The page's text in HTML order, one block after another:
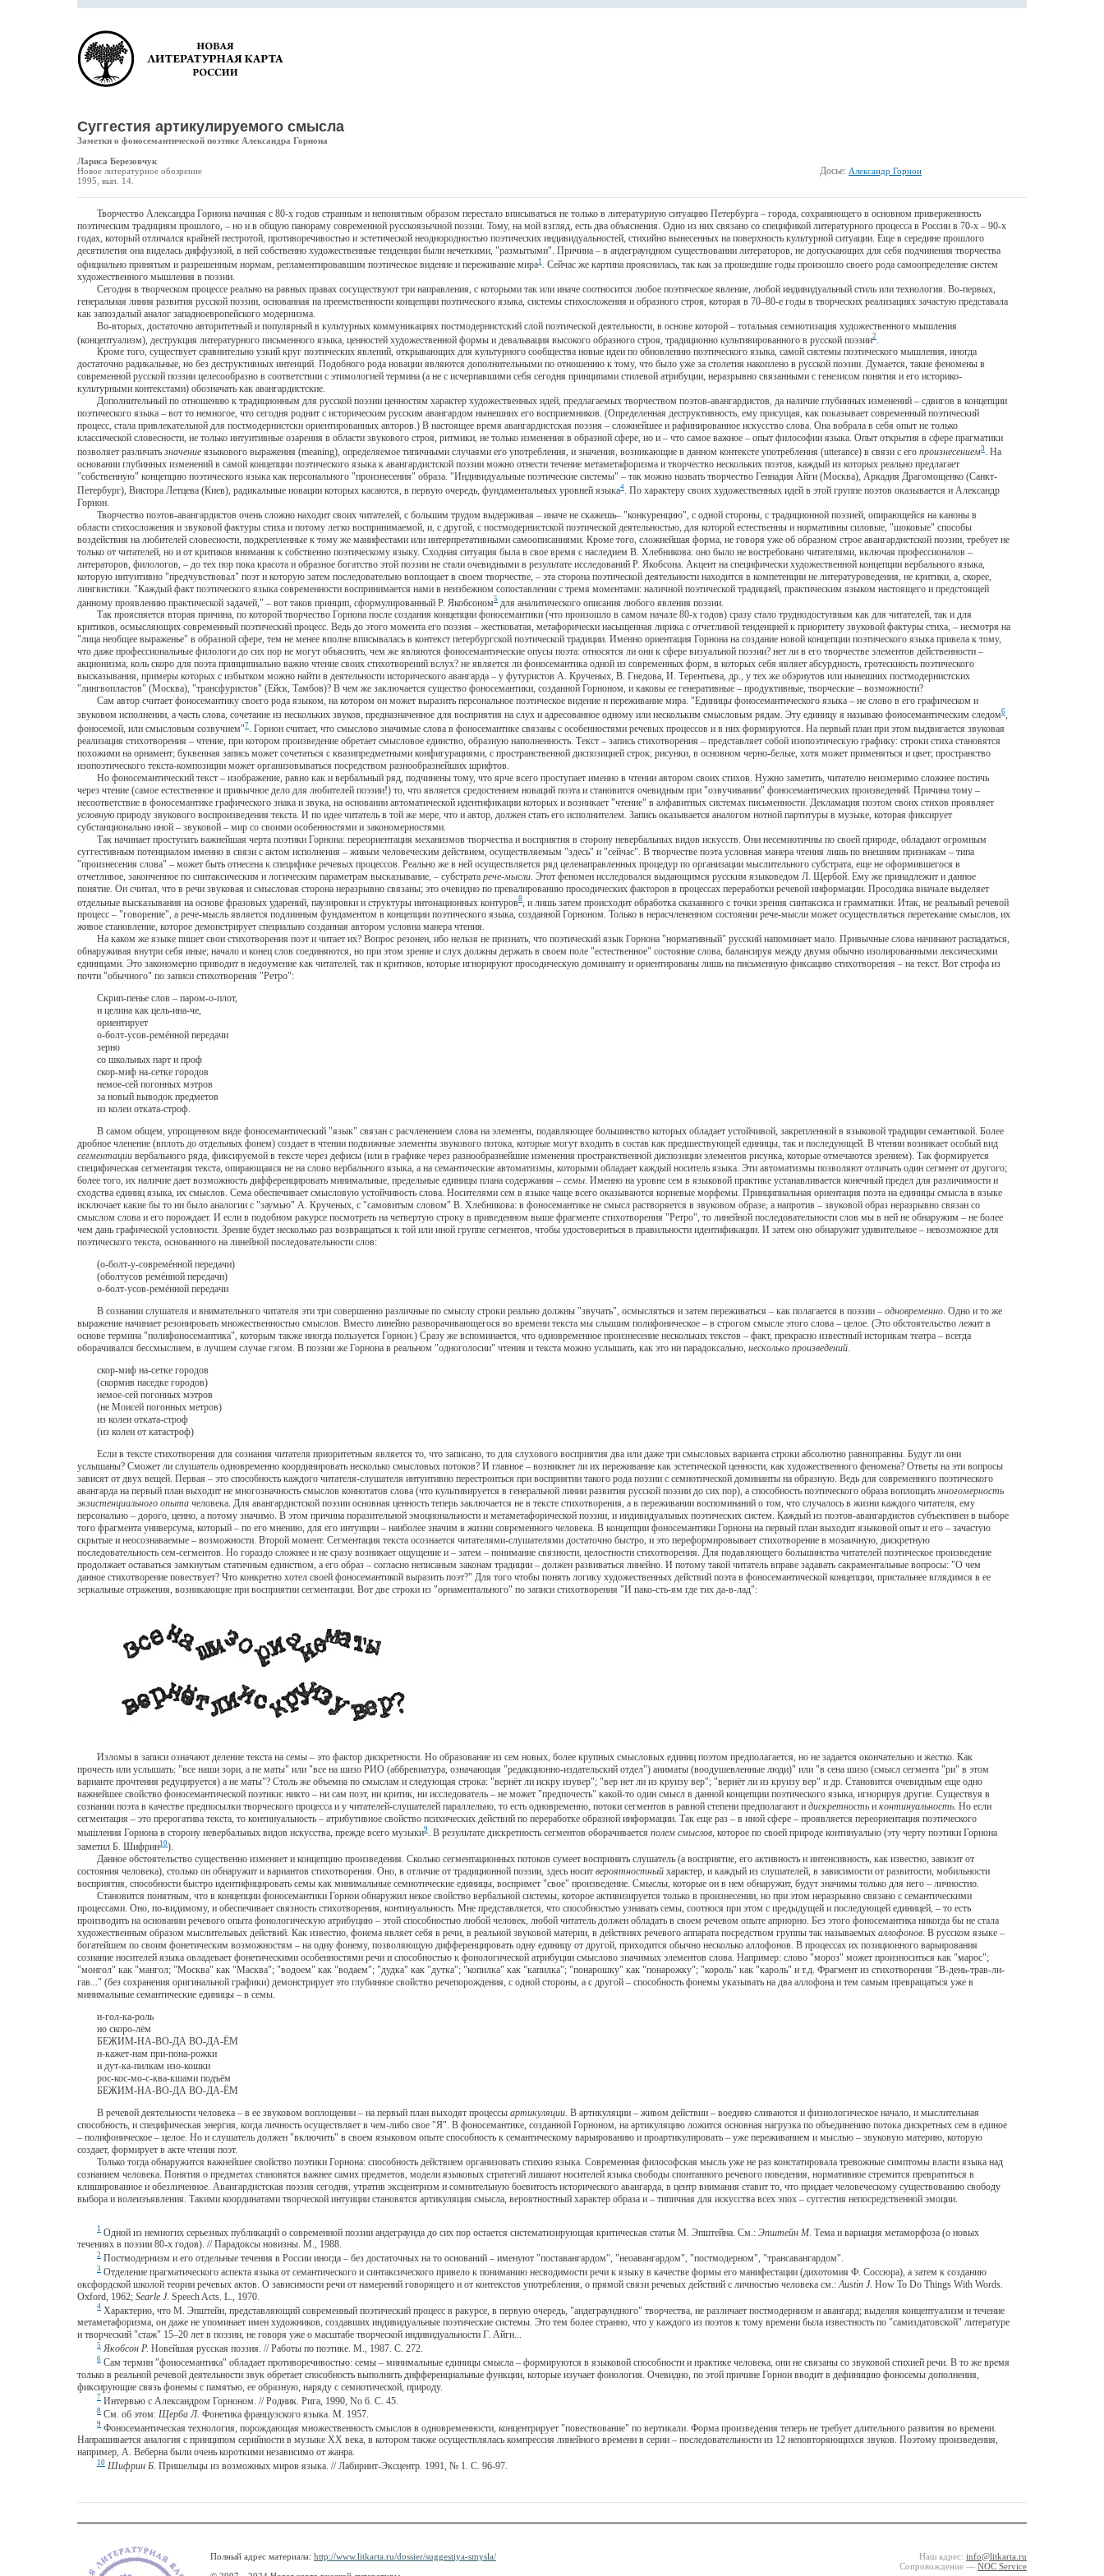
Суггестия артикулируемого смысла
Заметки о фоносемантической поэтике Александра Горнона
Лариса Березовчук
Новое литературное обозрение
1995, вып. 14.
Досье: Александр Горнон
Творчество Александра Горнона начиная с 80-х годов странным и непонятным образом перестало вписываться не только в литературную ситуацию Петербурга – города, сохраняющего в основном приверженность
поэтическим традициям прошлого, – но и в общую панораму современной русскоязычной поэзии. Тому, на мой взгляд, есть два объяснения. Одно из них связано со спецификой литературного процесса в России в 70-х – 90-х
годах, который отличался крайней пестротой, противоречивостью и эстетической неоднородностью поэтических индивидуальностей, стихийно вынесенных на поверхность культурной ситуации. Еще в середине прошлого
десятилетия она виделась диффузной, в ней собственно художественные тенденции были нечеткими, "размытыми". Причина – в андеграундном существовании литераторов, не допускающих для себя подчинения творчества
официально принятым и разрешенным нормам, регламентировавшим поэтическое видение и переживание мира1
. Сейчас же картина прояснилась, так как за прошедшие годы произошло своего рода самоопределение систем
художественного мышления в поэзии.
Сегодня в творческом процессе реально на равных правах сосуществуют три направления, с которыми так или иначе соотносится любое поэтическое явление, любой индивидуальный стиль или технология. Во-первых,
генеральная линия развития русской поэзии, основанная на преемственности концепции поэтического языка, системы стихосложения и образного строя, которая в 70–80-е годы в творческих реализациях зачастую представала
как запоздалый аналог западноевропейского модернизма.
Во-вторых, достаточно авторитетный и популярный в культурных коммуникациях постмодернистский слой поэтической деятельности, в основе которой – тотальная семиотизация художественного мышления
(концептуализм), деструкция литературного письменного языка, ценностей художественной формы и девальвация высокого образного строя, традиционно культивированного в русской поэзии2
Кроме того, существует сравнительно узкий круг поэтических явлений, открывающих для культурного сообщества новые идеи по обновлению поэтического языка, самой системы поэтического мышления, иногда
достаточно радикальные, но без деструктивных интенций. Подобного рода новации являются дополнительными по отношению к тому, что было уже за столетия накоплено в русской поэзии. Думается, такие феномены в
современной русской поэзии целесообразно в соответствии с этимологией термина (а не с исчерпавшими себя сегодня принципами стилевой атрибуции, неразрывно связанными с генезисом понятия и его историко-
культурными контекстами) обозначать как авангардистские.
Дополнительный по отношению к традиционным для русской поэзии ценностям характер художественных идей, предлагаемых творчеством поэтов-авангардистов, да наличие глубинных изменений – сдвигов в концепции
поэтического языка – вот то немногое, что сегодня роднит с историческим русским авангардом нынешних его восприемников. (Определенная деструктивность, ему присущая, как показывает современный поэтический
процесс, стала привлекательной для постмодернистски ориентированных авторов.) В настоящее время авангардистская поэзия – сложнейшее и рафинированное искусство слова. Она вобрала в себя опыт не только
классической словесности, не только интуитивные озарения в области звукового строя, ритмики, не только изменения в образной сфере, но и – что самое важное – опыт философии языка. Опыт открытия в сфере прагматики
позволяет различать значение языкового выражения (meaning), определяемое типичными случаями его употребления, и значения, возникающие в данном контексте употребления (utterance) в связи с его произнесением3 . На
основании глубинных изменений в самой концепции поэтического языка к авангардистской поэзии можно отнести течение метаметафоризма и творчество нескольких поэтов, каждый из которых реально предлагает
"собственную" концепцию поэтического языка как персонального "произнесения" образа. "Индивидуальные поэтические системы" – так можно назвать творчество Геннадия Айги (Москва), Аркадия Драгомощенко (Санкт-
Петербург), Виктора Летцева (Киев), радикальные новации которых касаются, в первую очередь, фундаментальных уровней языка4 . По характеру своих художественных идей в этой группе поэтов оказывается и Александр
Горнон.
Творчество поэтов-авангардистов очень сложно находит своих читателей, с большим трудом выдерживая – иначе не скажешь– "конкуренцию", с одной стороны, с традиционной поэзией, опирающейся на каноны в
области стихосложения и звуковой фактуры стиха и потому легко воспринимаемой, и, с другой, с постмодернистской поэтической деятельностью, для которой естественны и нормативны силовые, "шоковые" способы
воздействия на любителей словесности, подкрепленные к тому же манифестами или интерпретативными самоописаниями. Кроме того, сложнейшая форма, не говоря уже об образном строе авангардистской поэзии, требует не
только от читателей, но и от критиков внимания к собственно поэтическому языку. Сходная ситуация была в свое время с наследием В. Хлебникова: оно было не востребовано читателями, включая профессионалов –
литераторов, филологов, – до тех пор пока красота и образное богатство этой поэзии не стали очевидными в результате исследований Р. Якобсона. Акцент на специфически художественной концепции вербального языка,
которую интуитивно "предчувствовал" поэт и которую затем последовательно воплощает в своем творчестве, – эта сторона поэтической деятельности находится в компетенции не литературоведения, не критики, а, скорее,
лингвистики. "Каждый факт поэтического языка современности воспринимается нами в неизбежном сопоставлении с тремя моментами: наличной поэтической традицией, практическим языком настоящего и предстоящей
данному проявлению практической задачей," – вот таков принцип, сформулированный Р. Якобсоном5 для аналитического описания любого явления поэзии.
Так проясняется вторая причина, по которой творчество Горнона после создания концепции фоносемантики (что произошло в самом начале 80-х годов) сразу стало труднодоступным как для читателей, так и для
критиков, осмысляющих современный поэтический процесс. Ведь до этого момента его поэзия – жестковатая, метафорически насыщенная лирика с отчетливой тенденцией к приоритету звуковой фактуры стиха, – несмотря на
"лица необщее выраженье" в образной сфере, тем не менее вполне вписывалась в контекст петербургской поэтической традиции. Именно ориентация Горнона на создание новой концепции поэтического языка привела к тому,
что даже профессиональные филологи до сих пор не могут объяснить, чем же являются фоносемантические опусы поэта: относятся ли они к сфере визуальной поэзии? нет ли в его творчестве элементов действенности –
акционизма, коль скоро для поэта принципиально важно чтение своих стихотворений вслух? не является ли фоносемантика одной из современных форм, в которых себя являет абсурдность, гротескность поэтического
высказывания, примеры которых с избытком можно найти в деятельности исторического авангарда – у футуристов А. Крученых, В. Гнедова, И. Терентьева, др., у тех же обэриутов или нынешних постмодернистских
"лингвопластов" (Москва), "трансфуристов" (Ейск, Тамбов)? В чем же заключается существо фоносемантики, созданной Горноном, и каковы ее генеративные – продуктивные, творческие – возможности?
Сам автор считает фоносемантику своего рода языком, на котором он может выразить персональное поэтическое видение и переживание мира. "Единицы фоносемантического языка – не слово в его графическом и
звуковом исполнении, а часть слова, сочетание из нескольких звуков, предназначенное для восприятия на слух и адресованное одному или нескольким смысловым рядам. Эту единицу я называю фоносемантическим следом6,
фоносемой, или смысловым созвучием"7 . Горнон считает, что смыслово значимые слова в фоносемантике связаны с особенностями речевых процессов и в них формируются. На первый план при этом выдвигается звуковая
реализация стихотворения – чтение, при котором произведение обретает смысловое единство, образную наполненность. Текст – запись стихотворения – представляет собой изопоэтическую графику: строки стиха становятся
похожими на орнамент; буквенная запись может сочетаться с квазипредметными конфигурациями, с пространственной диспозицией строк; рисунки, в основном черно-белые, хотя может применяться и цвет; пространство
изопоэтического текста-композиции может организовываться посредством разнообразнейших шрифтов.
Но фоносемантический текст – изображение, равно как и вербальный ряд, подчинены тому, что ярче всего проступает именно в чтении автором своих стихов. Нужно заметить, читателю неизмеримо сложнее постичь
через чтение (самое естественное и привычное дело для любителей поэзии!) то, что является средостением новаций поэта и становится очевидным при "озвучивании" фоносемантических произведений. Причина тому –
несоответствие в фоносемантике графического знака и звука, на основании автоматической идентификации которых и возникает "чтение" в алфавитных системах письменности. Декламация поэтом своих стихов проявляет
условную природу звукового воспроизведения текста. И по идее читатель в той же мере, что и автор, должен стать его исполнителем. Запись оказывается аналогом нотной партитуры в музыке, которая фиксирует
субстанционально иной – звуковой – мир со своими особенностями и закономерностями.
Так начинает проступать важнейшая черта поэтики Горнона: переориентация механизмов творчества и восприятия в сторону невербальных видов искусств. Они несемиотичны по своей природе, обладают огромным
суггестивным потенциалом именно в связи с актом исполнения – живым человеческим действием, осуществляемым "здесь" и "сейчас". В творчестве поэта условная манера чтения лишь по внешним признакам – типа
"произнесения слова" – может быть отнесена к специфике речевых процессов. Реально же в ней осуществляется ряд целенаправленных процедур по организации мыслительного субстрата, еще не оформившегося в
отчетливое, законченное по синтаксическим и логическим параметрам высказывание, – субстрата рече-мысли . Этот феномен исследовался выдающимся русским языковедом Л. Щербой. Ему же принадлежит и данное
понятие. Он считал, что в речи звуковая и смысловая сторона неразрывно связаны; это очевидно по превалированию просодических факторов в процессах переработки речевой информации. Просодика вначале выделяет
отдельные высказывания на основе фразовых ударений, паузировки и структуры интонационных контуров8
, и лишь затем происходит обработка сказанного с точки зрения синтаксиса и грамматики. Итак, не реальный речевой
процесс – "говорение", а рече-мысль является подлинным фундаментом в концепции поэтического языка, созданной Горноном. Только в нерасчлененном состоянии рече-мысли может осуществляться перетекание смыслов, их
живое становление, которое демонстрирует специально созданная автором условна манера чтения.
На каком же языке пишет свои стихотворения поэт и читает их? Вопрос резонен, ибо нельзя не признать, что поэтический язык Горнона "нормативный" русский напоминает мало. Привычные слова начинают распадаться,
обнаруживая внутри себя иные; начало и конец слов соединяются, но при этом зрение и слух должны держать в своем поле "естественное" состояние слова, балансируя между двумя обычно изолированными лексическими
единицами. Это закономерно приводит в недоумение как читателей, так и критиков, которые игнорируют просодическую доминанту и ориентированы лишь на письменную фиксацию стихотворения – на текст. Вот строфа из
почти "обычного" по записи стихотворения "Ретро":
Скрип-пенье слов – паром-о-плот,
и целина как цель-ина-че,
ориентирует
о-болт-усов-ремéнной передачи
зерно
со школьных парт и проф
скор-миф на-сетке городов
немое-сей погонных мэтров
за новый выводок предметов
из колеи отката-строф.
В самом общем, упрощенном виде фоносемантический "язык" связан с расчленением слова на элементы, подавляющее большинство которых обладает устойчивой, закрепленной в языковой традиции семантикой. Более
дробное членение (вплоть до отдельных фонем) создает в чтении подвижные элементы звукового потока, которые могут входить в состав как предшествующей единицы, так и последующей. В чтении возникает особый вид
сегментации вербального ряда, фиксируемой в тексте через дефисы (или в графике через разнообразнейшие изменения пространственной диспозиции элементов рисунка, которые отмечаются зрением). Так формируется
специфическая сегментация текста, опирающаяся не на слово вербального языка, а на семантические автоматизмы, которыми обладает каждый носитель языка. Эти автоматизмы позволяют отличать один сегмент от другого;
более того, их наличие дает возможность дифференцировать минимальные, предельные единицы плана содержания – семы. Именно на уровне сем в языковой практике устанавливается конечный предел для различимости и
сходства единиц языка, их смыслов. Сема обеспечивает смысловую устойчивость слова. Носителями сем в языке чаще всего оказываются корневые морфемы. Принципиальная ориентация поэта на единицы смысла в языке
исключает какие бы то ни было аналогии с "заумью" А. Крученых, с "самовитым словом" В. Хлебникова: в фоносемантике не смысл растворяется в звуковом образе, а напротив – звуковой образ неразрывно связан со
смыслом слова и его порождает. И если в подобном ракурсе посмотреть на четвертую строку в приведенном выше фрагменте стихотворения "Ретро", то линейной последовательности слов мы в ней не обнаружим – не более
чем дань графической условности. Зрение будет несколько раз возвращаться к той или иной группе сегментов, чтобы удостовериться в правильности идентификации. И затем оно обнаружит удивительное – невозможное для
поэтического текста, основанного на линейной последовательности слов:
(о-болт-у-совремéнной передачи)
(оболтусов ремéнной передачи)
о-болт-усов-ремéнной передачи
В сознании слушателя и внимательного читателя эти три совершенно различные по смыслу строки реально должны "звучать", осмысляться и затем переживаться – как полагается в поэзии – одновременно. Одно и то же
выражение начинает резонировать множественностью смыслов. Вместо линейно разворачивающегося во времени текста мы слышим полифоническое – в строгом смысле этого слова – целое. (Это обстоятельство лежит в
основе термина "полифоносемантика", которым также иногда пользуется Горнон.) Сразу же вспоминается, что одновременное произнесение нескольких текстов – факт, прекрасно известный историкам театра – всегда
оборачивался бессмыслием, в лучшем случае гэгом. В поэзии же Горнона в реальном "одноголосии" чтения и текста можно услышать, как это ни парадоксально, несколько произведений.
скор-миф на-сетке городов
(скормив наседке городов)
немое-сей погонных мэтров
(не Моисей погонных метров)
из колеи отката-строф
(из колеи от катастроф)
Если в тексте стихотворения для сознания читателя приоритетным является то, что записано, то для слухового восприятия два или даже три смысловых варианта строки абсолютно равноправны. Будут ли они
услышаны? Сможет ли слушатель одновременно координировать несколько смысловых потоков? И главное – возникнет ли их переживание как эстетической ценности, как художественного феномена? Ответы на эти вопросы
зависят от двух вещей. Первая – это способность каждого читателя-слушателя интуитивно перестроиться при восприятии такого рода поэзии с семиотической доминанты на образную. Ведь для современного поэтического
авангарда на первый план выходит не многозначность смыслов коннотатов слова (что культивируется в генеральной линии развития русской поэзии до сих пор), а способность поэтического образа воплощатьмногомерность
экзистенциального опыта человека. Для авангардистской поэзии основная ценность теперь заключается не в тексте стихотворения, а в переживании воспоминаний о том, что случалось в жизни каждого читателя, ему
персонально – дорого, ценно, а потому значимо. В этом причина поразительной эмоциональности и метаметафорической поэзии, и индивидуальных поэтических систем. Каждый из поэтов-авангардистов субъективен в выборе
того фрагмента универсума, который – по его мнению, для его интуиции – наиболее значим в жизни современного человека. В концепции фоносемантики Горнона на первый план выходит языковой опыт и его – зачастую
скрытые и неосознаваемые – возможности. Второй момент. Сегментация текста осознается читателями-слушателями достаточно быстро, и это переформировывает стихотворение в мозаичную, дискретную
последовательность сем-сегментов. Но гораздо сложнее и не сразу возникает ощущение и – затем – понимание связности, целостности стихотворения. Для подавляющего большинства читателей поэтическое произведение
продолжает оставаться замкнутым статичным единством, а его образ – согласно неписаным законам традиции – должен развиваться линейно. И потому такой читатель вправе задавать сакраментальные вопросы: "О чем
данное стихотворение повествует? Что конкретно хотел своей фоносемантикой выразить поэт?" Для того чтобы понять логику художественных действий поэта в фоносемантической концепции, пристальнее вглядимся в ее
зеркальные отражения, возникающие при восприятии сегментации. Вот две строки из "орнаментального" по записи стихотворения "И пако-сть-ям где тих да-в-лад":
Изломы в записи означают деление текста на семы – это фактор дискретности. Но образование из сем новых, более крупных смысловых единиц поэтом предполагается, но не задается окончательно и жестко. Как
прочесть или услышать: "все наши зори, а не маты" или "все на шизо РИО (аббревиатура, означающая "редакционно-издательский отдел") аниматы (воодушевленные люди)" или "в сена шизо (смысл сегмента "ри" в этом
варианте прочтения редуцируется) а не маты"? Столь же объемна по смыслам и следующая строка: "вернёт ли искру изувер"; "вер нет ли из круизу вер"; "вернёт ли из круизу вер" и др. Становится очевидным еще одно
важнейшее свойство фоносемантической поэтики: никто – ни сам поэт, ни критик, ни исследователь – не может "предпочесть" какой-то один смысл в данной концепции поэтического языка, игнорируя другие. Существуя в
сознании поэта в качестве предпосылки творческого процесса и у читателей-слушателей параллельно, то есть одновременно, потоки сегментов в равной степени предполагают и дискретноcть и континуальность. Но если
сегментация – это прерогатива текста, то континуальность – атрибутивное свойство психических действий по переработке образной информации. Так еще раз – в иной сфере – проявляется переориентация поэтического
мышления Горнона в сторону невербальных видов искусства, прежде всего музыки9. В результате дискретность сегментов оборачивается полем смыслов, которое по своей природе континуально (эту черту поэтики Горнона
заметил Б. Шифрин10).
Данное обстоятельство существенно изменяет и концепцию произведения. Сколько сегментационных потоков сумеет воспринять слушатель (а восприятие, его активность и интенсивность, как известно, зависит от
состояния человека), столько он обнаружит и вариантов стихотворения. Оно, в отличие от традиционной поэзии, здесь носит вероятностный характер, и каждый из слушателей, в зависимости от развитости, мобильности
восприятия, способности быстро идентифицировать семы как минимальные семиотические единицы, воспримет "свое" произведение. Смыслы, которые он в нем обнаружит, будут значимы только для него – личностно.
Становится понятным, что в концепции фоносемантики Горнон обнаружил некое свойство вербальной системы, которое активизируется только в произнесении, но при этом неразрывно связано с семантическими
процессами. Оно, по-видимому, и обеспечивает связность стихотворения, континуальность. Мне представляется, что способностью узнавать семы, соотнося при этом с предыдущей и последующей единицей, – то есть
производить на основании речевого опыта фонологическую атрибуцию – этой способностью любой человек, любой читатель должен обладать в своем речевом опыте априорно. Без этого фоносемантика никогда бы не стала
художественным образом мыслительных действий. Как известно, фонема являет себя в речи, в реальной звуковой материи, в действиях речевого аппарата посредством группы так называемых аллофонов . В русском языке –
богатейшем по своим фонетическим возможностям – на одну фонему, позволяющую дифференцировать одну единицу от другой, приходится обычно несколько аллофонов. В процессах их позиционного варьирования
сознание носителей языка овладевает фонетическими особенностями речи и способностью к фонологической атрибуции смыслово значимых элементов слова. Например: слово "мороз" может произноситься как "марос";
"монгол" как "мангол; "Москва" как "Масква"; "водоем" как "водаем"; "дудка" как "дутка"; "копилка" как "капилка"; "понарошку" как "понарожку"; "король" как "кароль" и т.д. Фрагмент из стихотворения "В-день-трав-ли-
гав..." (без сохранения оригинальной графики) демонстрирует это глубинное свойство речепорождения, с одной стороны, а с другой – способность фонемы указывать на два аллофона и тем самым превращаться уже в
минимальные семантические единицы – в семы.
и-гол-ка-роль
но скоро-лём
БЕЖИМ-НА-ВО-ДА ВО-ДА-ЁМ
и-кажет-нам при-пона-рожки
и дут-ка-пилкам изо-кошки
рос-кос-мо-с-ква-кшами подъём
БЕЖИМ-НА-ВО-ДА ВО-ДА-ЁМ
В речевой деятельности человека – в ее звуковом воплощении – на первый план выходят процессы артикуляции . В артикуляции – живом действии – воедино сливаются и физиологическое начало, и мыслительная
способность, и специфическая энергия, когда личность осуществляет в чем-либо свое "Я". В фоносемантике, созданной Горноном, на артикуляцию ложится основная нагрузка по объединению потока дискретных сем в единое
– полифоническое – целое. Но и слушатель должен "включить" в своем языковом опыте способность к семантическому варьированию и проартикулировать – уже переживанием и мыслью – звуковую материю, которую
создает, формирует в акте чтения поэт.
Только тогда обнаружится важнейшее свойство поэтики Горнона: способность действием организовать стихию языка. Современная философская мысль уже не раз констатировала тревожные симптомы власти языка над
сознанием человека. Понятия о предметах становятся важнее самих предметов, модели языковых стратегий лишают носителей языка свободы спонтанного речевого поведения, нормативное стремится превратиться в
клишированное и обезличенное. Авангардистская поэзия сегодня, утратив эксцентризм и сомнительную боевитость исторического авангарда, в центр внимания ставит то, что придает человеческому существованию свободу
выбора и волеизъявления. Такими координатами творческой интуиции становятся артикуляция смысла, вероятностный характер образа и – типичная для искусства всех эпох – суггестия непосредственной эмоции.
1 Одной из немногих серьезных публикаций о современной поэзии андеграунда до сих пор остается систематизирующая критическая статья М. Эпштейна. См.: Эпштейн М. Тема и вариация метаморфоза (о новых
течениях в поэзии 80-х годов). // Парадоксы новизны. М., 1988.
2 Постмодернизм и его отдельные течения в России иногда – без достаточных на то оснований – именуют "поставангардом", "неоавангардом", "постмодерном", "трансавангардом".
3 Отделение прагматического аспекта языка от семантического и синтаксического привело к пониманию несводимости речи к языку в качестве формы его манифестации (дихотомия Ф. Соссюра), а затем к созданию
оксфордской школой теории речевых актов. О зависимости речи от намерений говорящего и от контекстов употребления, о прямой связи речевых действий с личностью человека см.: Austin J. How To Do Things With Words.
Oxford, 1962; Searle J. Speech Acts. L., 1970.
4 Характерно, что М. Эпштейн, представляющий современный поэтический процесс в ракурсе, в первую очередь, "андеграундного" творчества, не различает постмодернизм и авангард; выделяя концептуализм и течение
метаметафоризма, он даже не упоминает имен художников, создавших индивидуальные поэтические системы. Это тем более странно, что у каждого из поэтов к тому времени была известность по "самиздатовской" литературе
и творческий "стаж" 15–20 лет в поэзии, не говоря уже о масштабе творческой индивидуальности Г. Айги...
5 Якобсон Р. Новейшая русская поэзия. // Работы по поэтике. М., 1987. С. 272.
6 Сам термин "фоносемантика" обладает противоречивостью: семы – минимальные единицы смысла – формируются в языковой способности и практике человека, они не связаны со звуковой стихией речи. В то же время
только в реальной речевой деятельности звук обретает способность выполнять дифференциальные функции, которые изучает фонология. Очевидно, по этой причине Горнон вводит в дефиницию фоносемы дополнения,
фиксирующие связь фонемы с памятью, ее образную, наряду с семиотической, природу.
7 Интервью с Александром Горноном. // Родник. Рига, 1990, No 6. С. 45.
8 См. об этом: Щерба Л. Фонетика французского языка. М. 1957.
9 Фоносемантическая технология, порождающая множественность смыслов в одновременности, концентрирует "повествование" по вертикали. Форма произведения теперь не требует длительного развития во времени.
Напрашивается аналогия с принципом серийности в музыке ХХ века, в котором также осуществлялась компрессия линейного времени в серии – последовательности из 12 неповторяющихся звуков. Поэтому произведения,
например, А. Веберна были очень короткими независимо от жанра.
10 Шифрин Б. Пришельцы из возможных миров языка. // Лабиринт-Эксцентр. 1991, № 1. С. 96-97.
Полный адрес материала: http://www.litkarta.ru/dossier/suggestiya-smysla/
Наш адрес: info@litkarta.ru
Сопровождение — NOC Service